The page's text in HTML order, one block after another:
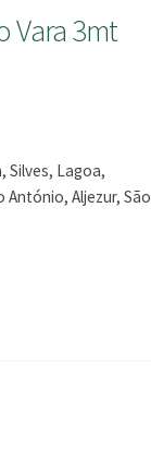
Vara 3mt
Silves, Lagoa,
António, Aljezur, São